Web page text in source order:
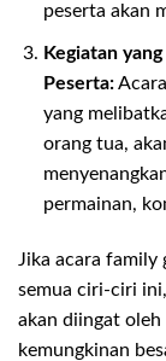
peserta akan
Kegiatan
Peserta:
yang
orang tua,
permainan,
Jika acara family
semua ciri-ciri
akan diingat
kemungkinan